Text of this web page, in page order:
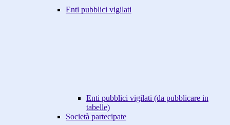
Enti pubblici vigilati
Enti pubblici vigilati (da pubblicare in
tabelle)
Società partecipate